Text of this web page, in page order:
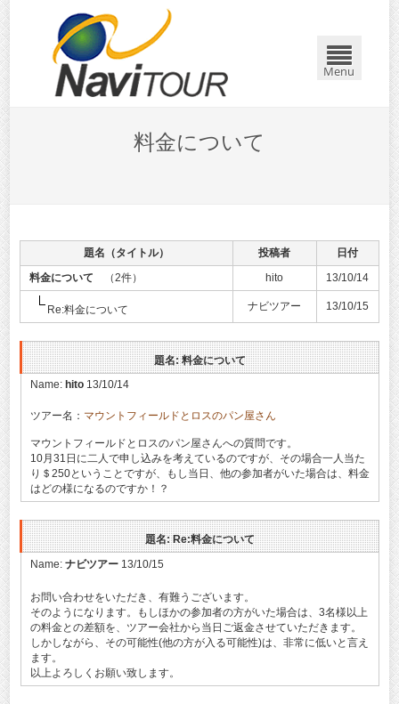
Menu
料金について
題名（タイトル） 投稿者
日付
料金について （2件） hito 13/10/14
Re:料金について ナビツアー 13/10/15
題名: 料金について
Name: hito13/10/14
ツアー名： マウントフィールドとロスのパン屋さん
マウントフィールドとロスのパン屋さんへの質問です。
10月31日に二人で申し込みを考えているのですが、その場合一人当た
り＄250ということですが、もし当日、他の参加者がいた場合は、料金
はどの様になるのですか！？
題名: Re:料金について
Name: ナビツアー13/10/15
お問い合わせをいただき、有難うございます。
そのようになります。もしほかの参加者の方がいた場合は、3名様以上
の料金との差額を、ツアー会社から当日ご返金させていただきます。
しかしながら、その可能性(他の方が入る可能性)は、非常に低いと言え
ます。
以上よろしくお願い致します。